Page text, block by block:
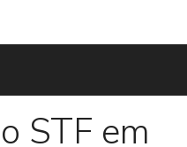
STF em